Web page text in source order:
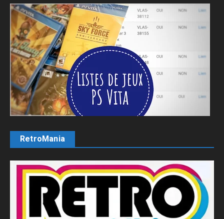
RetroMania